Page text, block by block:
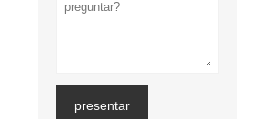
presentar